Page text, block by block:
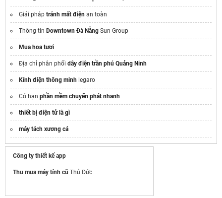
Giải pháp tránh mất điện an toàn
Thông tin Downtown Đà Nẵng Sun Group
Mua hoa tươi
Địa chỉ phân phối dây điện trần phú Quảng Ninh
Kính điện thông minh legaro
Có hạn phần mềm chuyển phát nhanh
thiết bị điện tử là gì
máy tách xương cá
Công ty thiết kế app
Thu mua máy tính cũ Thủ Đức